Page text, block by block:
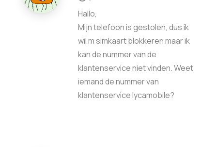
Hallo,
Mijn telefoon is gestolen, dus ik
wil m simkaart blokkeren maar ik
kan de nummer van de
klantenservice niet vinden. Weet
iemand de nummer van
klantenservice lycamobile?